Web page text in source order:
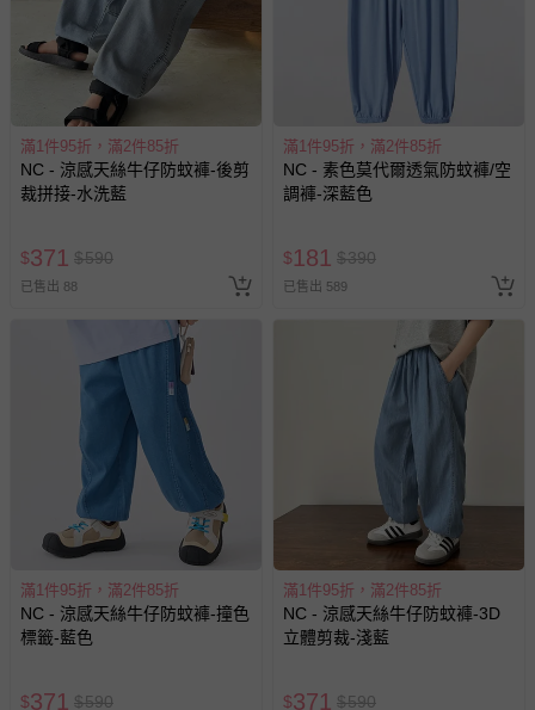
易於腐敗、保存期限較短或解約時即將逾期（例如生鮮
商品、食品等）。
客製化商品（例如客製生日書、姓名貼等）。
報紙、期刊或雜誌（惟書籍如經拆封、使用，則酌收整
新費用）。
經消費者拆封之影音商品或電腦軟體（例如 DVD、CD
等）。
上服務，經消費者事先同意始提供（例如線上課程、遊
戲或活動點數等）。
已拆封之以下類型商品：
-個人衛生用品（例如尿布、貼身衣物、泳裝、襪子、地
墊、寢具類等）。
-新生兒親膚衣物（嬰幼兒包巾與背巾、包屁衣、學習
褲、紗布衣等）。
-接觸性孕哺產品（奶嘴、奶瓶、擠乳器、哺乳衣、托腹
帶束縛衣、餐搖椅等）。
-其他原廠盒裝商品封口處已貼上「不可拆封」，或具警
示字句等說明貼紙、封條者。
國際航空、客運、訂房等服務。
相關的退換貨辦理流程，可詳見：退換貨 & 退款問題
其他常見問題：
滿1件95折，滿2件85折
NC - 涼感天絲牛仔防蚊褲-後剪
裁拼接-水洗藍
$371 $590
已售出 88
滿1件95折，滿2件85折
NC - 素色莫代爾透氣防蚊褲/空
調褲-深藍色
$181 $390
已售出 589
滿1件95折，滿2件85折
NC - 涼感天絲牛仔防蚊褲-撞色
標籤-藍色
$371 $590
滿1件95折，滿2件85折
NC - 涼感天絲牛仔防蚊褲-3D
立體剪裁-淺藍
$371 $590